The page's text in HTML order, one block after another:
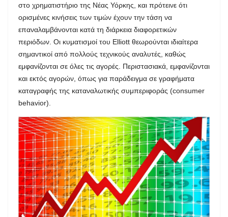
στο χρηματιστήριο της Νέας Υόρκης, και πρότεινε ότι
ορισμένες κινήσεις των τιμών έχουν την τάση να
επαναλαμβάνονται κατά τη διάρκεια διαφορετικών
περιόδων. Οι κυματισμοί του Elliott θεωρούνται ιδιαίτερα
σημαντικοί από πολλούς τεχνικούς αναλυτές, καθώς
εμφανίζονται σε όλες τις αγορές. Περιστασιακά, εμφανίζονται
και εκτός αγορών, όπως για παράδειγμα σε γραφήματα
καταγραφής της καταναλωτικής συμπεριφοράς (consumer
behavior).